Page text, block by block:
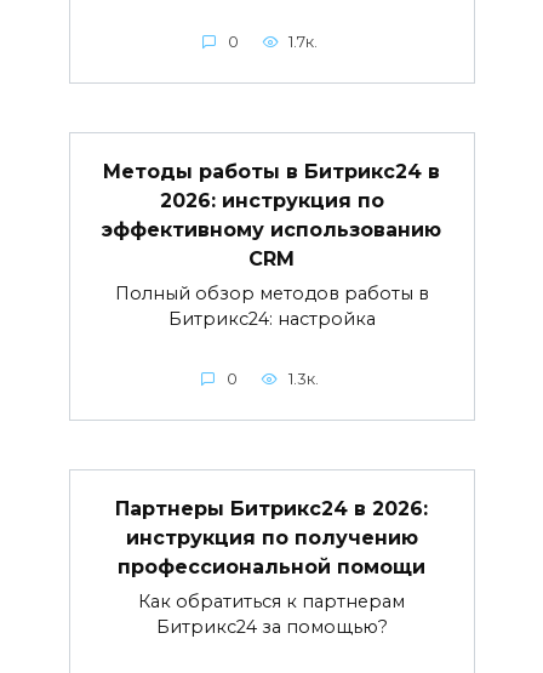
0 1.7к.
Методы работы в Битрикс24 в
2026: инструкция по
эффективному использованию
CRM
Полный обзор методов работы в
Битрикс24: настройка
0 1.3к.
Партнеры Битрикс24 в 2026:
инструкция по получению
профессиональной помощи
Как обратиться к партнерам
Битрикс24 за помощью?